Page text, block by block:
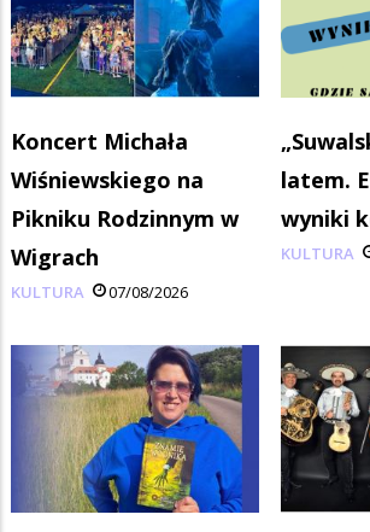
Koncert Michała
Wiśniewskiego na
Pikniku Rodzinnym w
Wigrach
KULTURA 07/08/2026
latem.
wyniki
KULTURA